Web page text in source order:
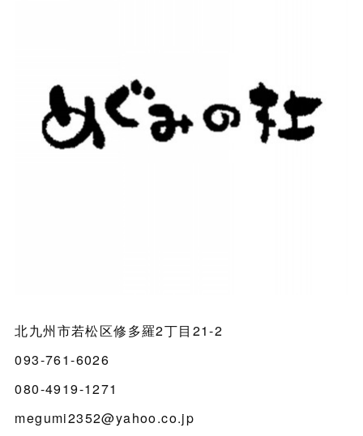
北九州市若松区修多羅2丁目21-2
093-761-6026
080-4919-1271
megumi2352@yahoo.co.jp